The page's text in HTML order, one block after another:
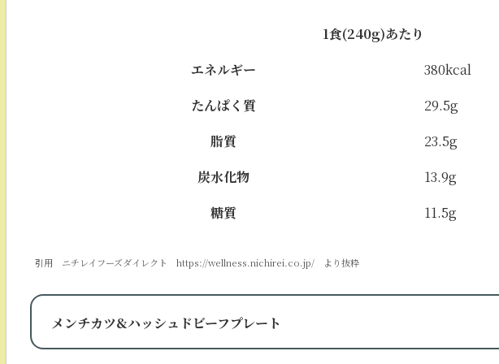
1食(240g)あたり
エネルギー
380kcal
たんぱく質
29.5g
脂質
23.5g
炭水化物
13.9g
糖質
11.5g
引用 ニチレイフーズダイレクト https://wellness.nichirei.co.jp/ より抜粋
メンチカツ&ハッシュドビーフプレート